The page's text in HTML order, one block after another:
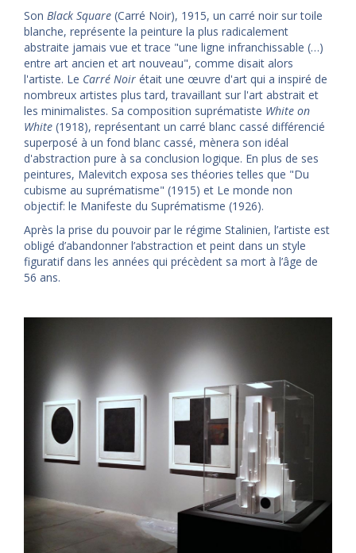
Son Black Square (Carré Noir), 1915, un carré noir sur toile
blanche, représente la peinture la plus radicalement
abstraite jamais vue et trace "une ligne infranchissable (…)
entre art ancien et art nouveau", comme disait alors
l'artiste. Le Carré Noir était une œuvre d'art qui a inspiré de
nombreux artistes plus tard, travaillant sur l'art abstrait et
les minimalistes. Sa composition suprématiste White on
White (1918), représentant un carré blanc cassé différencié
superposé à un fond blanc cassé, mènera son idéal
d'abstraction pure à sa conclusion logique. En plus de ses
peintures, Malevitch exposa ses théories telles que "Du
cubisme au suprématisme" (1915) et Le monde non
objectif: le Manifeste du Suprématisme (1926).
Après la prise du pouvoir par le régime Stalinien, l’artiste est
obligé d’abandonner l’abstraction et peint dans un style
figuratif dans les années qui précèdent sa mort à l’âge de
56 ans.